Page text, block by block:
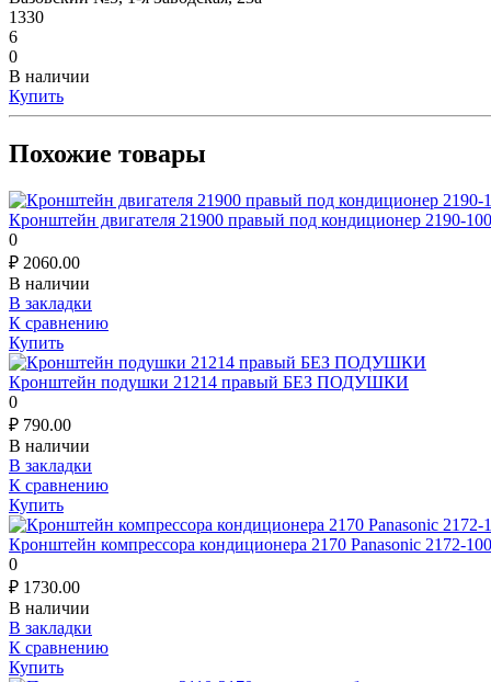
1330
6
0
В наличии
Купить
Похожие товары
Кронштейн двигателя 21900 правый под кондиционер 2190-
0
₽ 2060.00
В наличии
В закладки
К сравнению
Купить
Кронштейн подушки 21214 правый БЕЗ ПОДУШКИ
0
₽ 790.00
В наличии
В закладки
К сравнению
Купить
Кронштейн компрессора кондиционера 2170 Panasonic 2172-
0
₽ 1730.00
В наличии
В закладки
К сравнению
Купить